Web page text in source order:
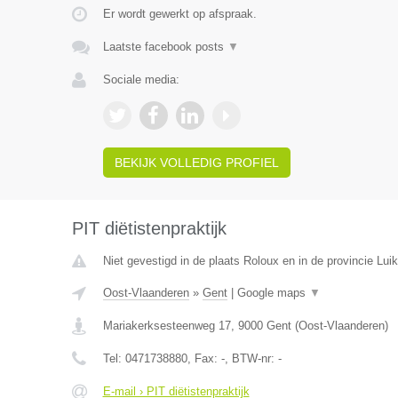
Er wordt gewerkt op afspraak.
Laatste facebook posts ▼
Sociale media:
BEKIJK VOLLEDIG PROFIEL
PIT diëtistenpraktijk
Niet gevestigd in de plaats Roloux en in de provincie
Oost-Vlaanderen» Gent| Google maps ▼
Mariakerksesteenweg 17, 9000 Gent(Oost-Vlaanderen)
Tel: 0471738880, Fax: -, BTW-nr: -
E-mail › PIT diëtistenpraktijk